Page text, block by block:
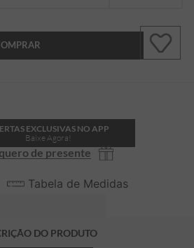
EXCLUSIVAS NO APP
Baixe Agora!
de presente
Tabela de Medidas
DO PRODUTO